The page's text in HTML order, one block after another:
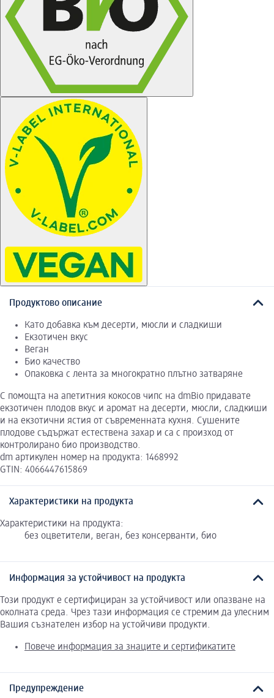
Продуктово описание
Като добавка към десерти, мюсли и сладкиши
Екзотичен вкус
Веган
Био качество
Опаковка с лента за многократно плътно затваряне
С помощта на апетитния кокосов чипс на dmBio придавате
екзотичен плодов вкус и аромат на десерти, мюсли, сладкиши
и на екзотични ястия от съвременната кухня. Сушените
плодове съдържат естествена захар и са с произход от
контролирано био производство.
dm артикулен номер на продукта: 1468992
GTIN: 4066447615869
Характеристики на продукта
Характеристики на продукта:
без оцветители, веган, без консерванти, био
Информация за устойчивост на продукта
Този продукт е сертифициран за устойчивост или опазване на
околната среда. Чрез тази информация се стремим да улесним
Вашия съзнателен избор на устойчиви продукти.
Повече информация за знаците и сертификатите
Предупреждение